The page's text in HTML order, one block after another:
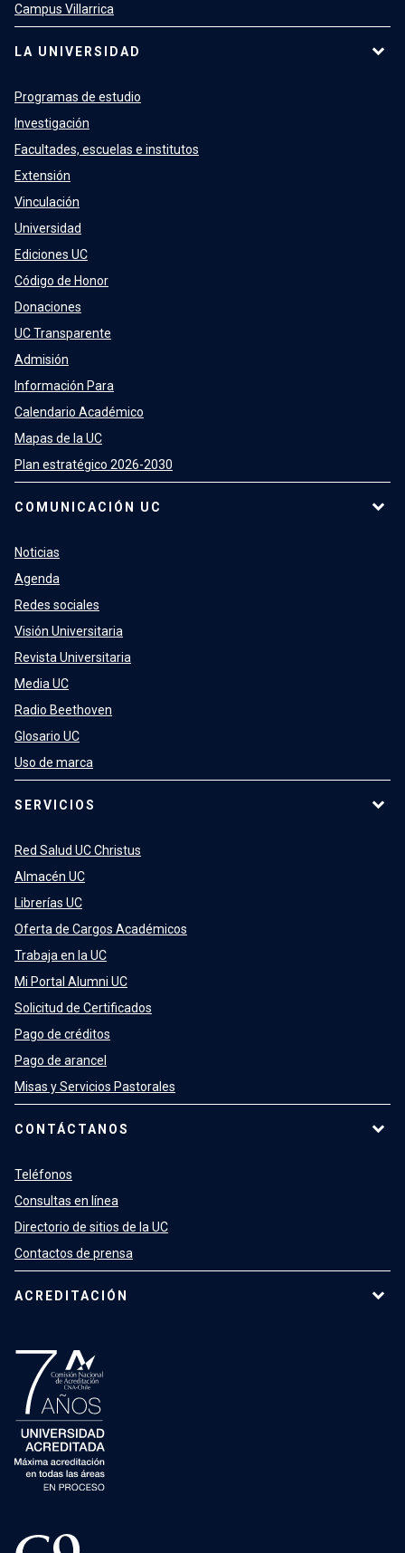
Campus Villarrica
LA UNIVERSIDAD
Programas de estudio
Investigación
Facultades, escuelas e institutos
Extensión
Vinculación
Universidad
Ediciones UC
Código de Honor
Donaciones
UC Transparente
Admisión
Información Para
Calendario Académico
Mapas de la UC
Plan estratégico 2026-2030
COMUNICACIÓN UC
Noticias
Agenda
Redes sociales
Visión Universitaria
Revista Universitaria
Media UC
Radio Beethoven
Glosario UC
Uso de marca
SERVICIOS
Red Salud UC Christus
Almacén UC
Librerías UC
Oferta de Cargos Académicos
Trabaja en la UC
Mi Portal Alumni UC
Solicitud de Certificados
Pago de créditos
Pago de arancel
Misas y Servicios Pastorales
CONTÁCTANOS
Teléfonos
Consultas en línea
Directorio de sitios de la UC
Contactos de prensa
ACREDITACIÓN